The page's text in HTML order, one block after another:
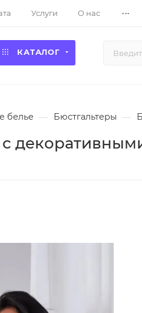
Услуги О нас ...
КАТАЛОГ
белье — Бюстгальтеры —